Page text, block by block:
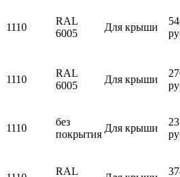
1110
RAL
6005
Для крыши
1110
RAL
6005
Для крыши
1110
без
покрытия
Для крыши
RAL